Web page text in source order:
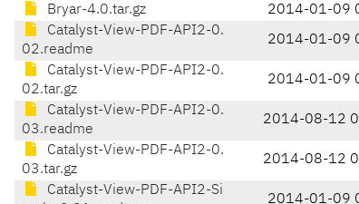
Bryar-4.0.tar.gz
2014-01-09
Catalyst-View-PDF-API2-0.
02.readme
2014-01-09
Catalyst-View-PDF-API2-0.
02.tar.gz
2014-01-09
Catalyst-View-PDF-API2-0.
03.readme
2014-08-12
Catalyst-View-PDF-API2-0.
03.tar.gz
2014-08-12
Catalyst-View-PDF-API2-Si
2014-01-09